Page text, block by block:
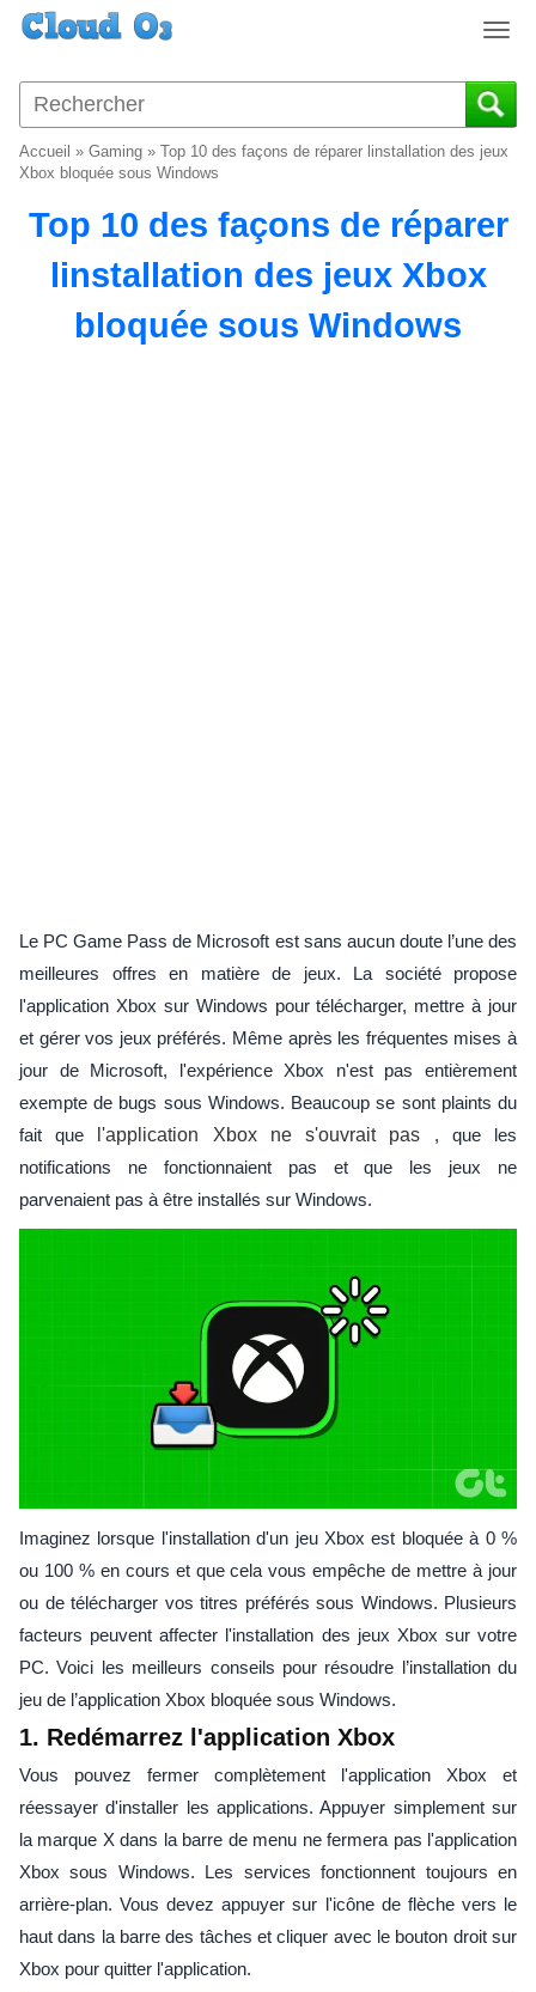
T
g
g
a
v
Accueil » Gaming » Top 10 des façons de réparer linstallation des jeux
Xbox bloquée sous Windows
Top 10 des façons de réparer
linstallation des jeux Xbox
bloquée sous Windows
Le PC Game Pass de Microsoft est sans aucun doute l’une des
meilleures offres en matière de jeux. La société propose
l'application Xbox sur Windows pour télécharger, mettre à jour
et gérer vos jeux préférés. Même après les fréquentes mises à
jour de Microsoft, l'expérience Xbox n'est pas entièrement
exempte de bugs sous Windows. Beaucoup se sont plaints du
fait que
l'application Xbox ne s'ouvrait pas , que les
notifications ne fonctionnaient pas et que les jeux ne
parvenaient pas à être installés sur Windows.
Imaginez lorsque l'installation d'un jeu Xbox est bloquée à 0 %
ou 100 % en cours et que cela vous empêche de mettre à jour
ou de télécharger vos titres préférés sous Windows. Plusieurs
facteurs peuvent affecter l'installation des jeux Xbox sur votre
PC. Voici les meilleurs conseils pour résoudre l’installation du
jeu de l’application Xbox bloquée sous Windows.
1. Redémarrez l'application Xbox
Vous pouvez fermer complètement l'application Xbox et
réessayer d'installer les applications. Appuyer simplement sur
la marque X dans la barre de menu ne fermera pas l'application
Xbox sous Windows. Les services fonctionnent toujours en
arrière-plan. Vous devez appuyer sur l'icône de flèche vers le
haut dans la barre des tâches et cliquer avec le bouton droit sur
Xbox pour quitter l'application.